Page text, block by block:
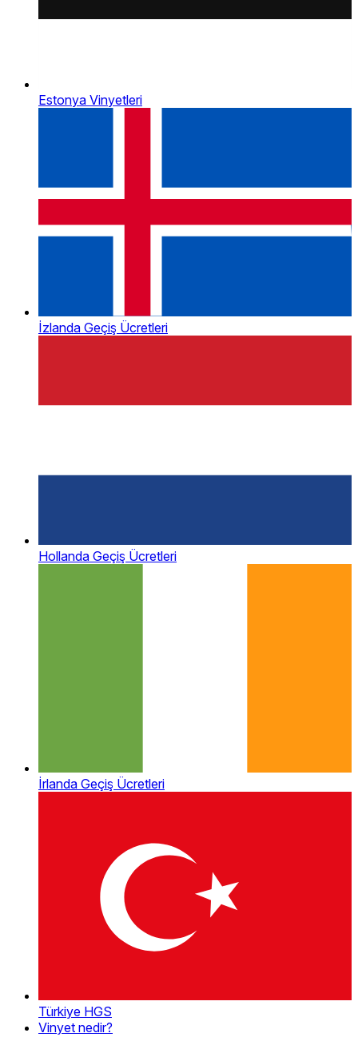
Estonya Vinyetleri
İzlanda Geçiş Ücretleri
Hollanda Geçiş Ücretleri
İrlanda Geçiş Ücretleri
Türkiye HGS
Vinyet nedir?